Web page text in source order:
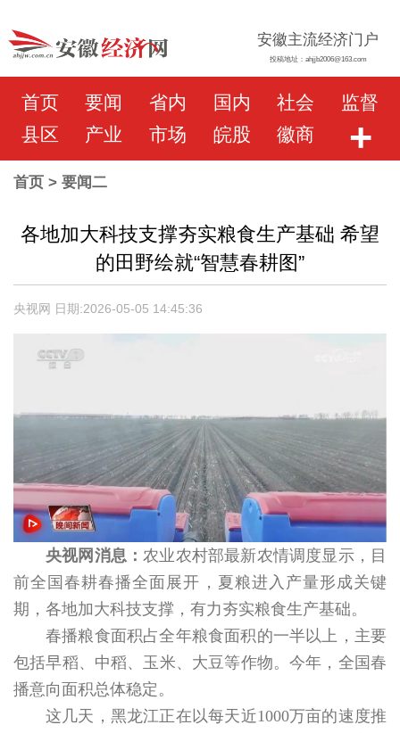
安徽主流经济门户
投稿地址：ahjjb2006@163.com
首页 要闻 省内 国内 社会
监督
县区
产业 市场 皖股 徽商 +
首页> 要闻二
各地加大科技支撑夯实粮食生产基础 希望
的田野绘就“智慧春耕图”
央视网 日期:2026-05-05 14:45:36
央视网消息：农业农村部最新农情调度显示，目
前全国春耕春播全面展开，夏粮进入产量形成关键
期，各地加大科技支撑，有力夯实粮食生产基础。
春播粮食面积占全年粮食面积的一半以上，主要
包括早稻、中稻、玉米、大豆等作物。今年，全国春
播意向面积总体稳定。
这几天，黑龙江正在以每天近1000万亩的速度推